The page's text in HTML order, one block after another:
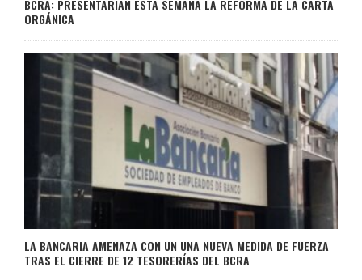
BCRA: PRESENTARÍAN ESTA SEMANA LA REFORMA DE LA CARTA
ORGÁNICA
LA BANCARIA AMENAZA CON UN UNA NUEVA MEDIDA DE FUERZA
TRAS EL CIERRE DE 12 TESORERÍAS DEL BCRA